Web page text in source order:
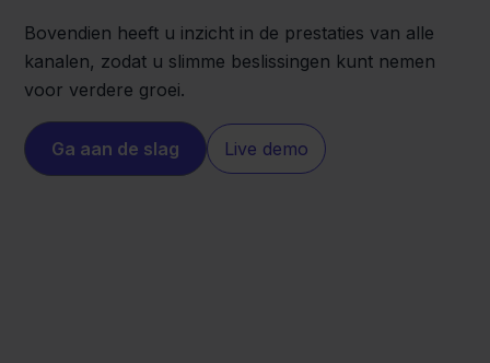
Bovendien heeft u inzicht in de prestaties van alle
kanalen, zodat u slimme beslissingen kunt nemen
voor verdere groei.
Ga aan de slag Live demo